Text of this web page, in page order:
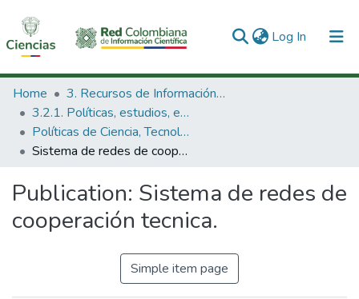
Log In (current)
Communities & Collections
All of DSpace
Statistics
Home
3. Recursos de Información Científica y Tecnológica
3.2.1. Políticas, estudios, evaluaciones e indicadores de CTeI
Políticas de Ciencia, Tecnología e Innovación
Sistema de redes de cooperación tecnica.
Publication: Sistema de redes de
cooperación tecnica.
Simple item page